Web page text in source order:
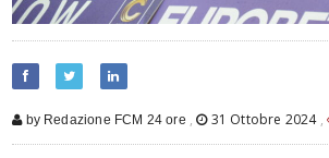
by Redazione FCM 24 ore , 31 Ottobre 2024 ,